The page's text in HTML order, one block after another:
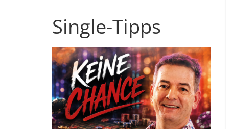
Single-Tipps